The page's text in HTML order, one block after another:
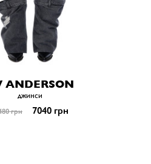
ANDERSON
джинси
грн 7040 грн